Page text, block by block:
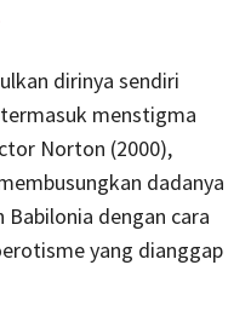
dirinya sendiri
menstigma
Norton (2000),
dadanya
Babilonia dengan cara
yang dianggap